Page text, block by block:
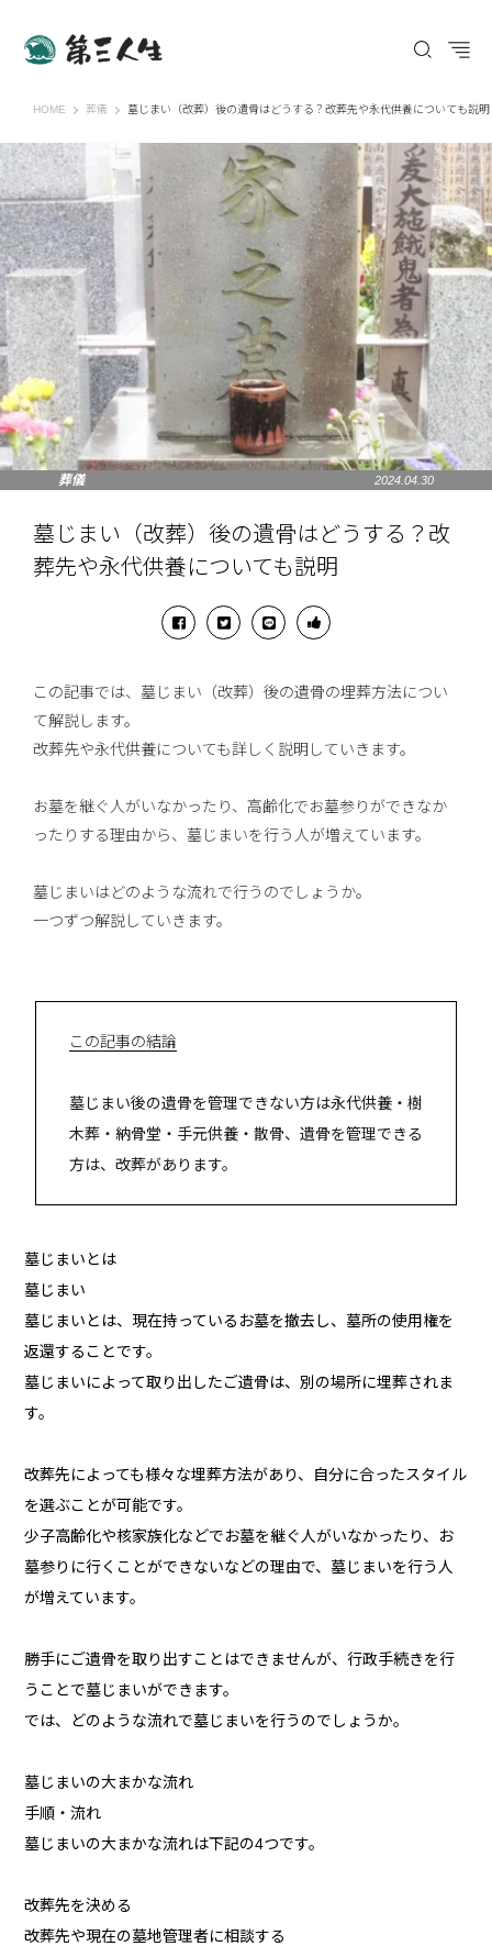
HOME 第三人生 〜寄り道の歩き方〜
葬儀 墓じまい（改葬）後の遺骨はどうする？改葬先や永代供養についても説明
葬儀 2024.04.30
墓じまい（改葬）後の遺骨はどうする？改
葬先や永代供養についても説明
この記事では、墓じまい（改葬）後の遺骨の埋葬方法につい
て解説します。
改葬先や永代供養についても詳しく説明していきます。
お墓を継ぐ人がいなかったり、高齢化でお墓参りができなか
ったりする理由から、墓じまいを行う人が増えています。
墓じまいはどのような流れで行うのでしょうか。
一つずつ解説していきます。
この記事の結論
墓じまい後の遺骨を管理できない方は永代供養・樹
木葬・納骨堂・手元供養・散骨、遺骨を管理できる
方は、改葬があります。
墓じまいとは
墓じまい
墓じまいとは、現在持っているお墓を撤去し、墓所の使用権を
返還することです。
墓じまいによって取り出したご遺骨は、別の場所に埋葬されま
す。
改葬先によっても様々な埋葬方法があり、自分に合ったスタイル
を選ぶことが可能です。
少子高齢化や核家族化などでお墓を継ぐ人がいなかったり、お
墓参りに行くことができないなどの理由で、墓じまいを行う人
が増えています。
勝手にご遺骨を取り出すことはできませんが、行政手続きを行
うことで墓じまいができます。
では、どのような流れで墓じまいを行うのでしょうか。
墓じまいの大まかな流れ
手順・流れ
墓じまいの大まかな流れは下記の4つです。
改葬先を決める
改葬先や現在の墓地管理者に相談する